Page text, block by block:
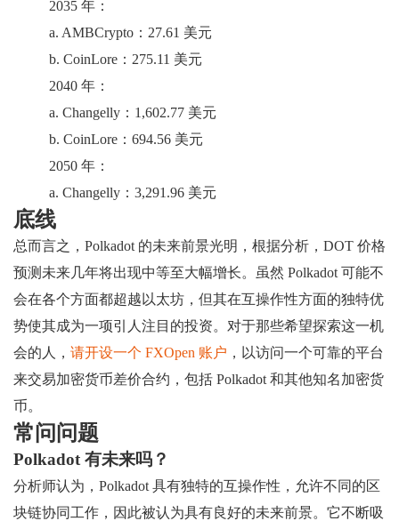
2035 年：
a. AMBCrypto：27.61 美元
b. CoinLore：275.11 美元
2040 年：
a. Changelly：1,602.77 美元
b. CoinLore：694.56 美元
2050 年：
a. Changelly：3,291.96 美元
底线
总而言之，Polkadot 的未来前景光明，根据分析，DOT 价格
预测未来几年将出现中等至大幅增长。虽然 Polkadot 可能不
会在各个方面都超越以太坊，但其在互操作性方面的独特优
势使其成为一项引人注目的投资。对于那些希望探索这一机
会的人， 请开设一个 FXOpen 账户 ，以访问一个可靠的平台
来交易加密货币差价合约，包括 Polkadot 和其他知名加密货
币。
常问问题
Polkadot 有未来吗？
分析师认为，Polkadot 具有独特的互操作性，允许不同的区
块链协同工作，因此被认为具有良好的未来前景。它不断吸